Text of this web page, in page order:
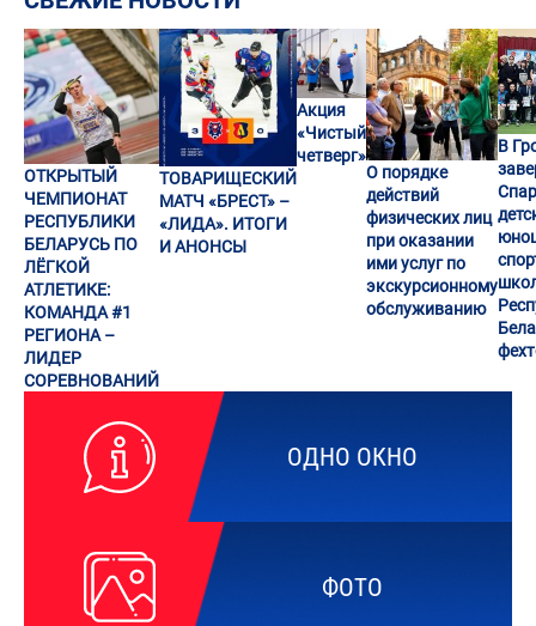
ОДНО ОКНО
ФОТО
ОТКРЫТЫЙ
ЧЕМПИОНАТ
РЕСПУБЛИКИ
БЕЛАРУСЬ ПО
ЛЁГКОЙ
АТЛЕТИКЕ:
КОМАНДА #1
РЕГИОНА –
ЛИДЕР
СОРЕВНОВАНИЙ
ТОВАРИЩЕСКИЙ
МАТЧ «БРЕСТ» –
«ЛИДА». ИТОГИ
И АНОНСЫ
Акция
«Чистый
четверг»
О порядке
действий
физических лиц
при оказании
ими услуг по
экскурсионному
обслуживанию
В